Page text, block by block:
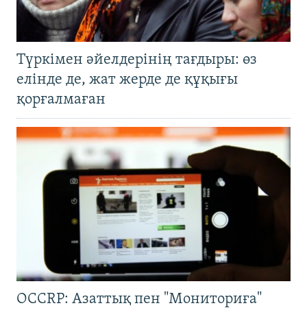
Түркімен әйелдерінің тағдыры: өз
елінде де, жат жерде де құқығы
қорғалмаған
OCCRP: Азаттық пен "Мониториға"